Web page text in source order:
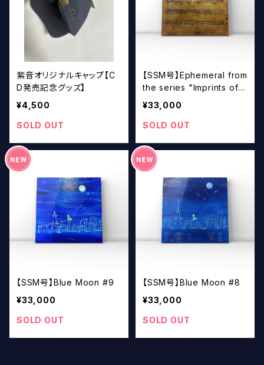
紫音オリジナルキャップ【C
D発売記念グッズ】
¥4,500
SOLD OUT
【SSM号】Ephemeral from
the series "Imprints of S
ound / 音の刻印"
¥33,000
SOLD OUT
【SSM号】Blue Moon #9
¥33,000
SOLD OUT
【SSM号】Blue Moon #8
¥33,000
SOLD OUT